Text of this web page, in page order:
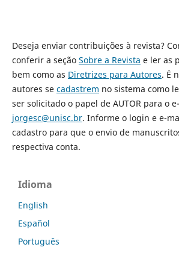
Deseja enviar contribuições à revista?
conferir a seção Sobre a Revista e ler as
bem como as Diretrizes para Autores. É
autores se cadastrem no sistema como
ser solicitado o papel de AUTOR para o
jorgesc@unisc.br. Informe o login e e-
cadastro para que o envio de
respectiva conta.
Idioma
English
Español
Português